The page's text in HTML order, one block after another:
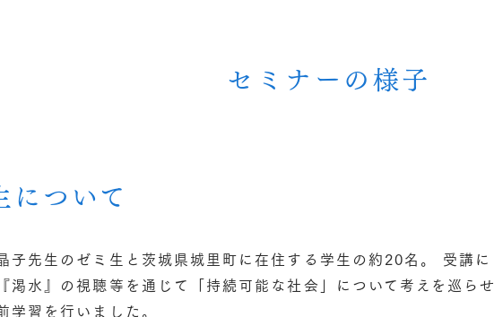
セミナーの様子
について
子先生のゼミ生と茨城県城里町に在住する学生の約20名。 受講に
渇水』の視聴等を通じて「持続可能な社会」について考えを巡らせ
学習を行いました。